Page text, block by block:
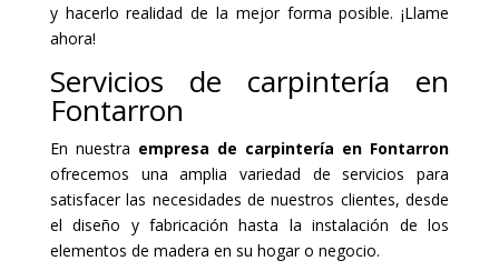
y hacerlo realidad de la mejor forma posible. ¡Llame
ahora!
Servicios de carpintería en
Fontarron
En nuestra empresa de carpintería en Fontarron
ofrecemos una amplia variedad de servicios para
satisfacer las necesidades de nuestros clientes, desde
el diseño y fabricación hasta la instalación de los
elementos de madera en su hogar o negocio.